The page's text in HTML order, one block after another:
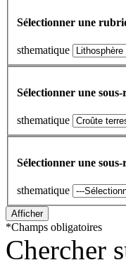
Sélectionner une
sthematique
Sélectionner une
sthematique
Sélectionner une
sthematique
*Champs obligatoires
Chercher